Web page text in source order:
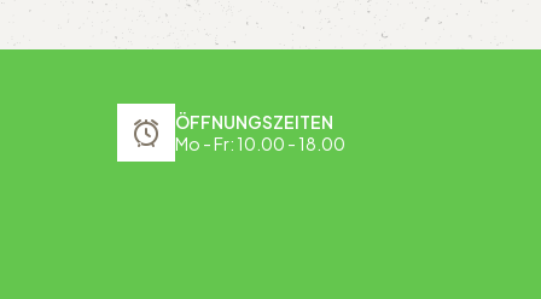
ÖFFNUNGSZEITEN
Mo - Fr: 10.00 - 18.00